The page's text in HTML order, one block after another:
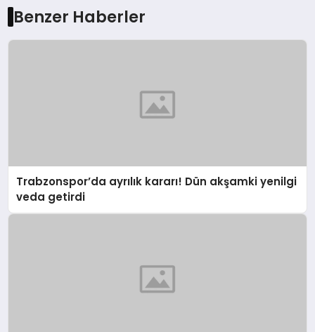
Benzer Haberler
Trabzonspor’da ayrılık kararı! Dün akşamki yenilgi
veda getirdi